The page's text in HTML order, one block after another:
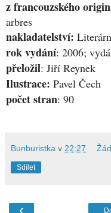
z francouzského
arbres
nakladatelství:
rok vydání: 2006;
přeložil: Jiří Reynek
Ilustrace: Pavel Čech
počet stran: 90
Bunburistka v 22:27
Sdílet
‹